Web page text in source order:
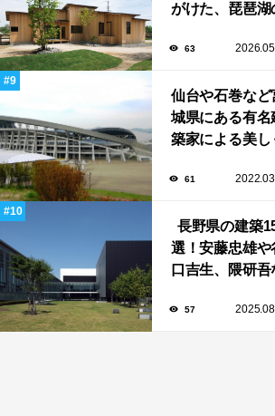
がけた、琵琶湖
「安曇川の家
63
仙台や石巻など
城県にある有名
築家による美し
品13選
61
長野県の建築
選！安藤忠雄や
口吉生、隈研吾
る豊かな自然と
57